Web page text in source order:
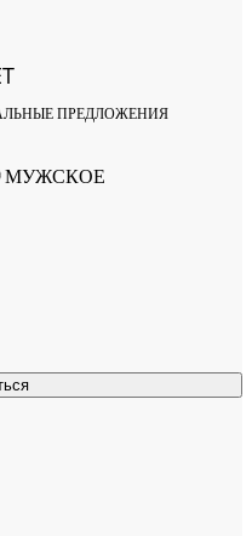
ПРЕДЛОЖЕНИЯ
МУЖСКОЕ